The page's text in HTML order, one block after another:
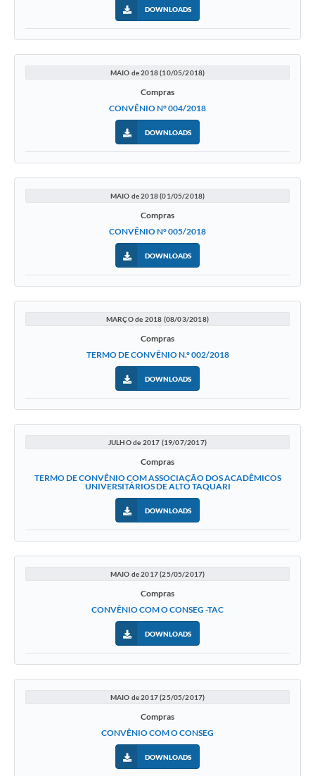
DOWNLOADS
MAIO de 2018 (10/05/2018)
Compras
CONVÊNIO N° 004/2018
DOWNLOADS
MAIO de 2018 (01/05/2018)
Compras
CONVÊNIO N° 005/2018
DOWNLOADS
MARÇO de 2018 (08/03/2018)
Compras
TERMO DE CONVÊNIO N.° 002/2018
DOWNLOADS
JULHO de 2017 (19/07/2017)
Compras
TERMO DE CONVÊNIO COM ASSOCIAÇÃO DOS ACADÊMICOS
UNIVERSITÁRIOS DE ALTO TAQUARI
DOWNLOADS
MAIO de 2017 (25/05/2017)
Compras
CONVÊNIO COM O CONSEG -TAC
DOWNLOADS
MAIO de 2017 (25/05/2017)
Compras
CONVÊNIO COM O CONSEG
DOWNLOADS